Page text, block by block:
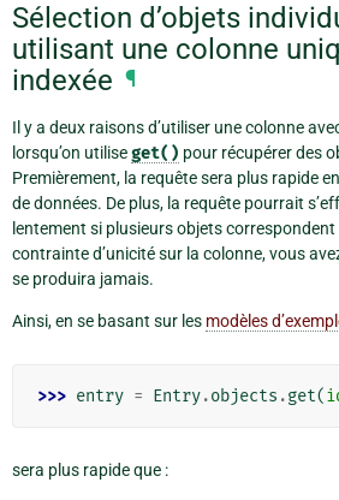
Sélection d’objets
utilisant une colonne
indexée ¶
Il y a deux raisons d’utiliser une colonne
lorsqu’on utiliseget() pour récupérer des
Premièrement, la requête sera plus rapide
de données. De plus, la requête pourrait
lentement si plusieurs objets correspondent
contrainte d’unicité sur la colonne, vous
se produira jamais.
Ainsi, en se basant sur les modèles
>>> entry = Entry.objects .get(
sera plus rapide que :